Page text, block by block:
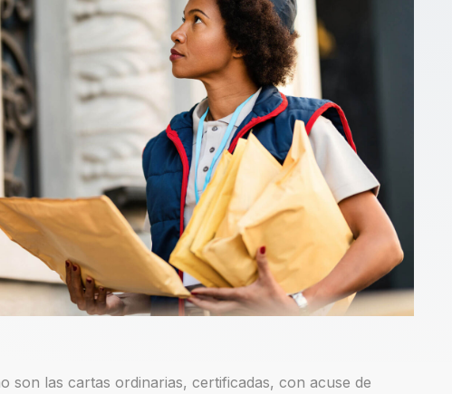
son las cartas ordinarias, certificadas, con acuse de